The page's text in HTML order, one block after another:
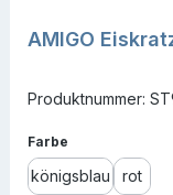
AMIGO
Produktnummer:
Farbe
königsblau rot